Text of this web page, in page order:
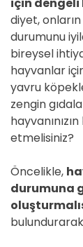
diyet,
durumunu
bireysel
hayvanlar
yavru
zengin
etmelisiniz?
Öncelikle,
durumuna